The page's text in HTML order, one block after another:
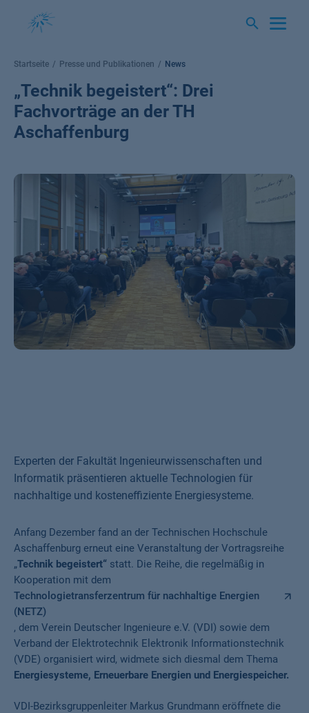
Startseite Presse und Publikationen News
„Technik begeistert“: Drei
Fachvorträge an der TH
Aschaffenburg
Experten der Fakultät Ingenieurwissenschaften und
Informatik präsentieren aktuelle Technologien für
nachhaltige und kosteneffiziente Energiesysteme.
Anfang Dezember fand an der Technischen Hochschule
Aschaffenburg erneut eine Veranstaltung der Vortragsreihe
„Technik begeistert“ statt. Die Reihe, die regelmäßig in
Kooperation mit dem
Technologietransferzentrum für nachhaltige Energien
(NETZ)
, dem Verein Deutscher Ingenieure e.V. (VDI) sowie dem
Verband der Elektrotechnik Elektronik Informationstechnik
(VDE) organisiert wird, widmete sich diesmal dem Thema
Energiesysteme, Erneuerbare Energien und Energiespeicher.
VDI-Bezirksgruppenleiter Markus Grundmann eröffnete die